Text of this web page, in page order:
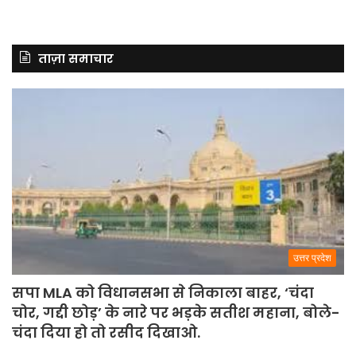
ताज़ा समाचार
उत्तर प्रदेश
सपा MLA को विधानसभा से निकाला बाहर, ‘चंदा
चोर, गद्दी छोड़’ के नारे पर भड़के सतीश महाना, बोले-
चंदा दिया हो तो रसीद दिखाओ.